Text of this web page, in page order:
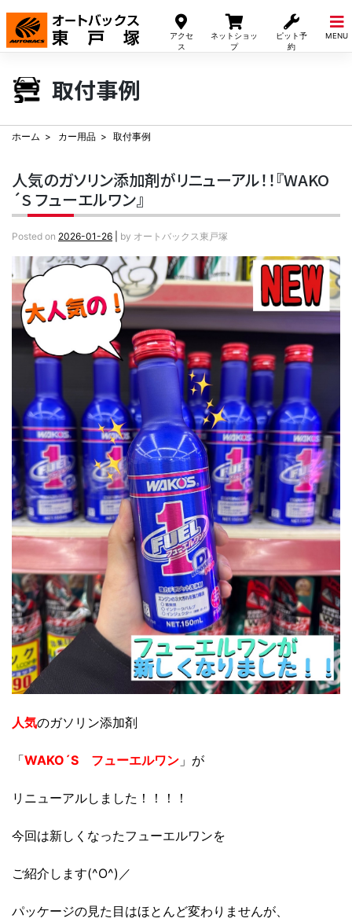
アクセ
ス
ネットショッ
プ
ピット予
約
MENU
Skip
content
取付事例
ホーム カー用品 取付事例
人気のガソリン添加剤がリニューアル！！『WAKO
´S フューエルワン』
Posted on 2026-01-26 by オートバックス東戸塚
人気のガソリン添加剤
「WAKO´S フューエルワン 」が
リニューアルしました！！！！
今回は新しくなったフューエルワンを
ご紹介します(^O^)／
パッケージの見た目はほとんど変わりませんが、